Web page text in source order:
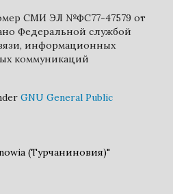
СМИ ЭЛ №ФС77-47579 от
Федеральной службой
информационных
коммуникаций
GNU General Public
(Турчаниновия)"